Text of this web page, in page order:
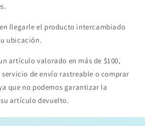
llegarle el producto intercambiado
ubicación.
artículo valorado en más de $100,
de envío rastreable o comprar
que no podemos garantizar la
artículo devuelto.